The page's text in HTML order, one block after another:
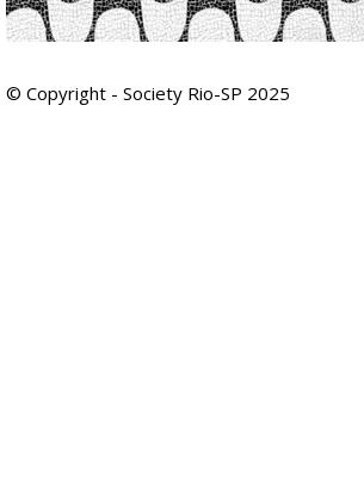
© Copyright - Society Rio-SP 2025